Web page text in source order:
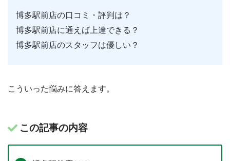
博多駅前店の口コミ・評判は？
博多駅前店に通えば上達できる？
博多駅前店のスタッフは優しい？
こういった悩みに答えます。
この記事の内容